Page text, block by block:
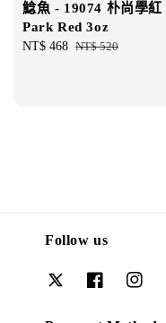
鯰魚 - 19074 朴尚學紅
Park Red 3oz
Sale
NT$ 468 Regular
NT$ 520
Follow us